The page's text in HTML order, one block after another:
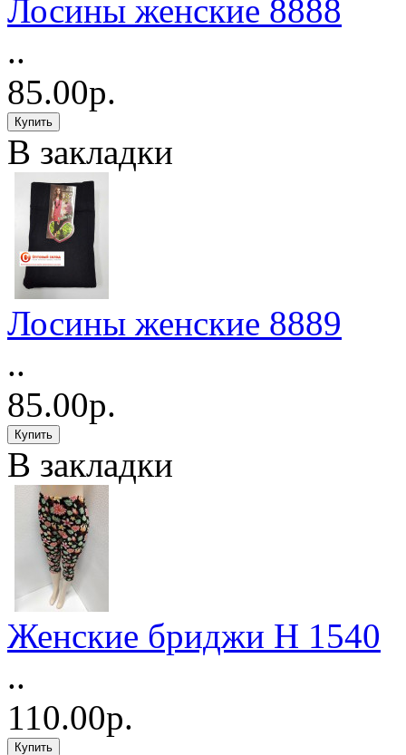
Лосины женские 8888
..
85.00р.
В закладки
Лосины женские 8889
..
85.00р.
В закладки
Женские бриджи Н 1540
..
110.00р.